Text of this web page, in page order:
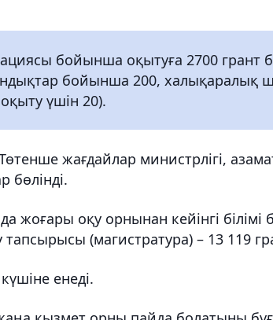
бойынша оқытуға 2700 грант
бойынша 200, халықаралық
үшін 20).
жағдайлар министрлігі,
бөлінді.
жоғары оқу орнынан кейінгі білімі
тапсырысы (магистратура) – 13 119
енеді.